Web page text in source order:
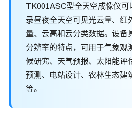
TK001ASC型全天空成像仪可
录昼夜全天空可见光云量、红
量、云高和云分类数据。设备
分辨率的特点，可用于气象观
候研究、天气预报、太阳能评
预测、电站设计、农林生态建
等。